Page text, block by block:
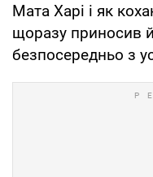
Мата Харі і як
щоразу приносив
безпосередньо з